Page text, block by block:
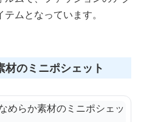
ムとなっています。
のミニポシェット